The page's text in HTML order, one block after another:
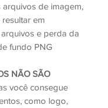
arquivos de imagem,
em
e perda da
fundo PNG
NÃO SÃO
você consegue
como logo,